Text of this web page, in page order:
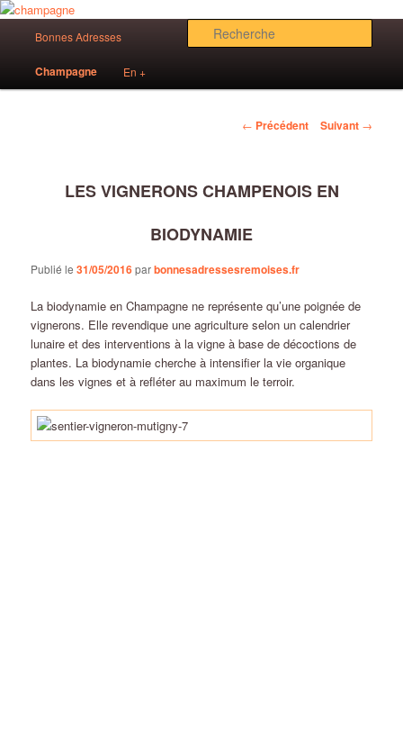
Aller
contenu
principalBonnes Adresses Rémoises
Des bonnes adresses sur Reims!
principal
Bonnes Adresses
Champagne En +
Navigation
← Précédent Suivant →
LES VIGNERONS CHAMPENOIS EN
BIODYNAMIE
Publié le31/05/2016parbonnesadressesremoises.fr
La biodynamie en Champagne ne représente qu’une poignée de
vignerons. Elle revendique une agriculture selon un calendrier
lunaire et des interventions à la vigne à base de décoctions de
plantes. La biodynamie cherche à intensifier la vie organique
dans les vignes et à refléter au maximum le terroir.